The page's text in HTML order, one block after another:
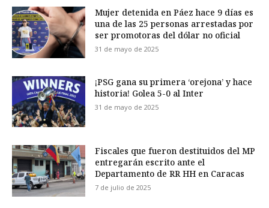
Mujer detenida en Páez hace 9 días es
una de las 25 personas arrestadas por
ser promotoras del dólar no oficial
31 de mayo de 2025
¡PSG gana su primera ‘orejona’ y hace
historia! Golea 5-0 al Inter
31 de mayo de 2025
Fiscales que fueron destituidos del MP
entregarán escrito ante el
Departamento de RR HH en Caracas
7 de julio de 2025